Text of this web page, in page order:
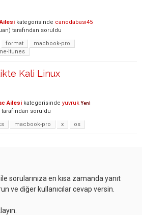
kategorisinde canodabasi45
tarafından soruldu
format
macbook-pro
itunes
Kali Linux
Ailesi kategorisinde yuvruk Yeni
tarafından soruldu
macbook-pro x os
sorularınıza en kısa zamanda yanıt
ve diğer kullanıcılar cevap versin.